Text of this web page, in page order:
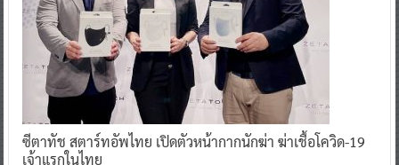
ซีตาทัช สตาร์ทอัพไทย เปิดตัวหน้ากากนักฆ่า ฆ่าเชื้อโควิด-19
เจ้าแรกในไทย